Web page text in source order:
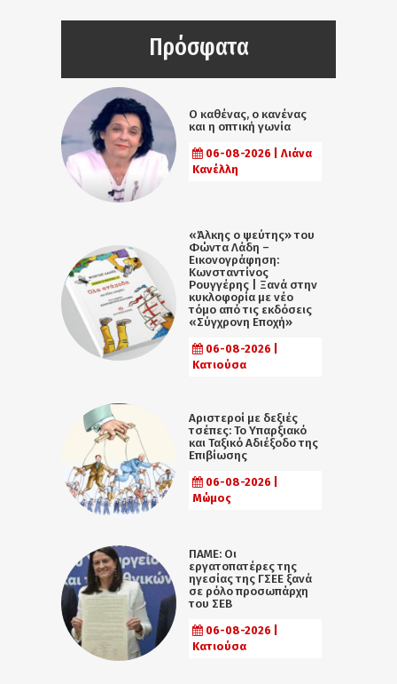
Πρόσφατα
Ο καθένας, ο κανένας
και η οπτική γωνία
06-08-2026 | Λιάνα
Κανέλλη
«Άλκης ο ψεύτης» του
Φώντα Λάδη –
Εικονογράφηση:
Κωνσταντίνος
Ρουγγέρης | Ξανά στην
κυκλοφορία με νέο
τόμο από τις εκδόσεις
«Σύγχρονη Εποχή»
06-08-2026 |
Κατιούσα
Αριστεροί με δεξιές
τσέπες: Το Υπαρξιακό
και Ταξικό Αδιέξοδο της
Επιβίωσης
06-08-2026 |
Μώμος
ΠΑΜΕ: Οι
εργατοπατέρες της
ηγεσίας της ΓΣΕΕ ξανά
σε ρόλο προσωπάρχη
του ΣΕΒ
06-08-2026 |
Κατιούσα